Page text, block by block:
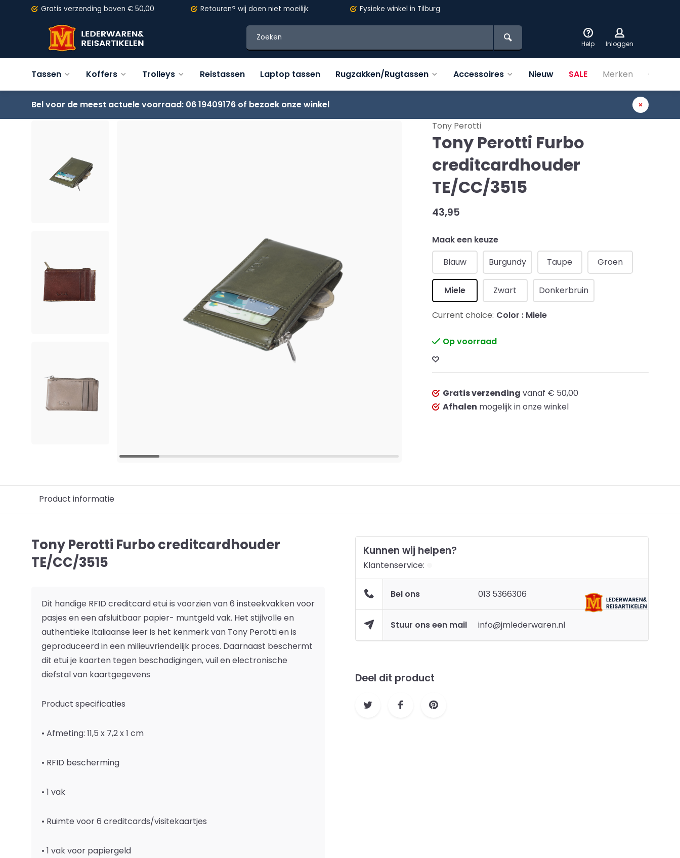
Gratis verzending boven € 50,00 Retouren? wij doen niet moeilijk Fysieke winkel in Tilburg
Help Inloggen
Tassen Koffers Trolleys Reistassen Laptop tassen Rugzakken/Rugtassen Accessoires Nieuw SALE Merken Over
Bel voor de meest actuele voorraad: 06 19409176 of bezoek onze winkel
Terug Tony Perotti Furbo creditcardhouder TE/CC/3515
Tony Perotti
Tony Perotti Furbo
creditcardhouder
TE/CC/3515
43,95
Maak een keuze
Blauw
Burgundy Taupe Groen
Miele Zwart Donkerbruin
Current choice: Color : Miele
Op voorraad
Gratis verzending vanaf € 50,00
Afhalen mogelijk in onze winkel
Product informatie
Tony Perotti Furbo creditcardhouder
TE/CC/3515
Dit handige RFID creditcard etui is voorzien van 6 insteekvakken voor
pasjes en een afsluitbaar papier- muntgeld vak. Het stijlvolle en
authentieke Italiaanse leer is het kenmerk van Tony Perotti en is
geproduceerd in een milieuvriendelijk proces. Daarnaast beschermt
dit etui je kaarten tegen beschadigingen, vuil en electronische
diefstal van kaartgegevens
Product specificaties
• Afmeting: 11,5 x 7,2 x 1 cm
• RFID bescherming
• 1 vak
• Ruimte voor 6 creditcards/visitekaartjes
• 1 vak voor papiergeld
Kunnen wij helpen?
Klantenservice:
Bel ons 013 5366306
Stuur ons een mail info@jmlederwaren.nl
Deel dit product